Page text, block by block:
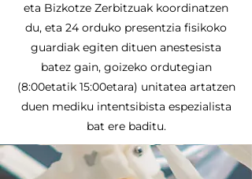
eta Bizkotze Zerbitzuak koordinatzen
du, eta 24 orduko presentzia fisikoko
guardiak egiten dituen anestesista
batez gain, goizeko ordutegian
(8:00etatik 15:00etara) unitatea artatzen
duen mediku intentsibista espezialista
bat ere baditu.